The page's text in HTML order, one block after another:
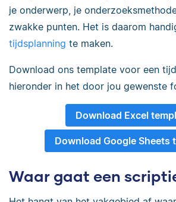
je onderwerp, je
zwakke punten. Het is daarom
tijdsplanning te maken.
Download ons template voor een
hieronder in het door jou gewenste
Download Excel
Download Google Sheets
Waar gaat een